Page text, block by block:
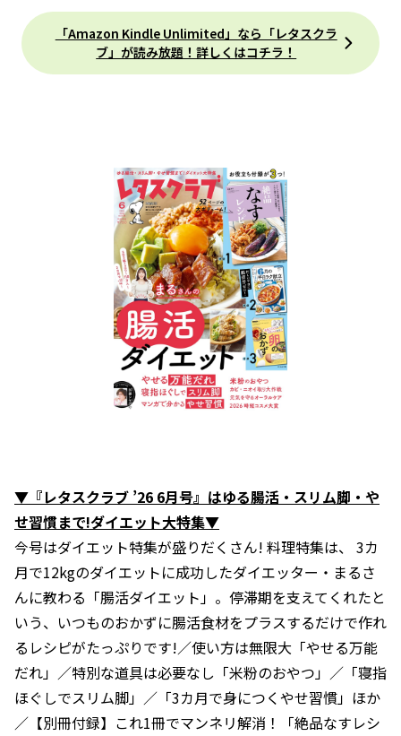
「Amazon Kindle Unlimited」なら「レタスクラ
ブ」が読み放題！詳しくはコチラ！
▼『レタスクラブ ’26 6月号』はゆる腸活・スリム脚・や
せ習慣まで!ダイエット大特集▼
今号はダイエット特集が盛りだくさん! 料理特集は、 3カ
月で12kgのダイエットに成功したダイエッター・まるさ
んに教わる「腸活ダイエット」。停滞期を支えてくれたと
いう、いつものおかずに腸活食材をプラスするだけで作れ
るレシピがたっぷりです!／使い方は無限大「やせる万能
だれ」／特別な道具は必要なし「米粉のおやつ」／「寝指
ほぐしでスリム脚」／「3カ月で身につくやせ習慣」ほか
／【別冊付録】これ1冊でマンネリ解消！「絶品なすレシ